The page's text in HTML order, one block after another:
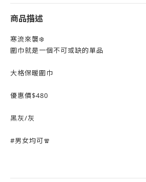
商品描述
寒流來襲❄️
圍巾就是一個不可或缺的單品
大格保暖圍巾
優惠價$480
黑灰/灰
#男女均可🧣